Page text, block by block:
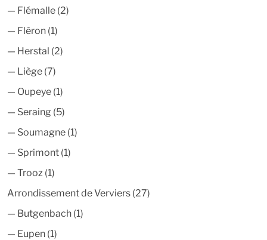
— Flémalle (2)
— Fléron (1)
— Herstal (2)
— Liège (7)
— Oupeye (1)
— Seraing (5)
— Soumagne (1)
— Sprimont (1)
— Trooz (1)
Arrondissement de Verviers (27)
— Butgenbach (1)
— Eupen (1)